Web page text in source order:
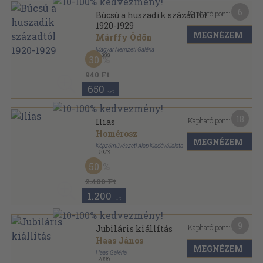
Búcsú a huszadik századtól
1920-1929
Márffy Ödön
Magyar Nemzeti Galéria
, 1999
Papír
Magyar Nemzeti Galéria Kiadványai sorozat
940 Ft
30
650 ,-Ft
Kapható pont:
MEGNÉZEM
Ilias
Homérosz
Képzőművészeti Alap Kiadóvállalata
1973
Fűzött kemény papírkötés
2.400 Ft
50
1.200 ,-Ft
Kapható pont:
MEGNÉZEM
Jubiláris kiállítás
Haas János
Haas Galéria
2006
Kapható pont:
MEGNÉZEM